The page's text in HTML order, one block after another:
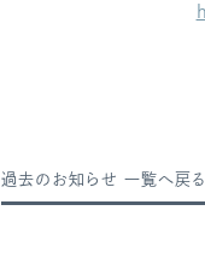
過去のお知らせ 一覧へ戻る